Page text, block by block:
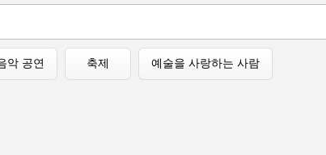
악 공연 축제 예술을 사랑하는 사람